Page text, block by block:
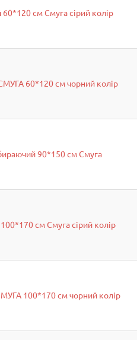
см Смуга сірий колір
60*120 см чорний колір
90*150 см Смуга
см Смуга сірий колір
100*170 см чорний колір